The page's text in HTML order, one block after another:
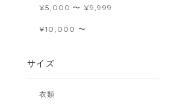
¥5,000 〜 ¥9,999
¥10,000 〜
サイズ
衣類